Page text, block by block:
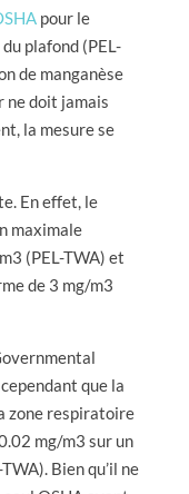
pour le
plafond (PEL-
de manganèse
ne doit jamais
la mesure se
En effet, le
maximale
(PEL-TWA) et
de 3 mg/m3
que la
zone respiratoire
mg/m3 sur un
Bien qu’il ne